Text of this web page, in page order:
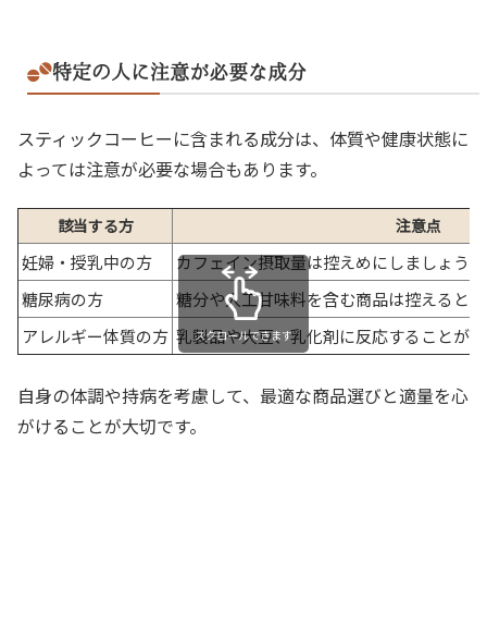
特定の人に注意が必要な成分
スティックコーヒーに含まれる成分は、体質や健康状態に
よっては注意が必要な場合もあります。
該当する方 注意点
妊婦・授乳中の方
カフェイン摂取量は控えめにしましょう
糖尿病の方
糖分や人工甘味料を含む商品は控えると
アレルギー体質の方 乳製品や大豆、乳化剤に反応することが
スクロールできます
自身の体調や持病を考慮して、最適な商品選びと適量を心
がけることが大切です。